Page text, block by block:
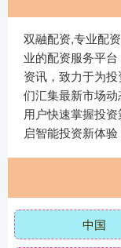
双融配资,专业配
业的配资服务平
资讯，致力于为
们汇集最新市场
用户快速掌握投
启智能投资新体验
中国